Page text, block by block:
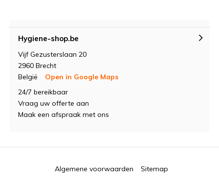
Hygiene-shop.be
Vijf Gezusterslaan 20
2960 Brecht
België
Open in Google Maps
24/7 bereikbaar
Vraag uw offerte aan
Maak een afspraak met ons
Algemene voorwaarden Sitemap